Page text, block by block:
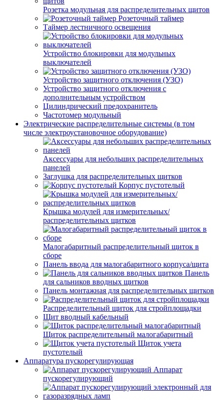
Розетка модульная для распределительных щитов
Розеточный таймер
Таймер лестничного освещения
Устройство блокировки для модульных
выключателей
Устройство защитного отключения (УЗО)
Устройство защитного отключения с
дополнительным устройством
Цилиндрический предохранитель
Частотомер модульный
Электрические распределительные системы (в том
числе электроустановочное оборудование)
Аксессуары для небольших распределительных
панелей
Заглушка для распределительных щитков
Корпус пустотелый
Крышка модулей для измерительных/
распределительных щитков
Малогабаритный распределительный щиток в
сборе
Панель ввода для малогабаритного корпуса/щита
Панель
для сальников вводных щитков
Панель монтажная для распределительных щитков
Распределительный щиток для стройплощадки
Щит вводный кабельный
Щиток распределительный малогабаритный
Щиток учета
пустотелый
Аппаратура пускорегулирующая
Аппарат
пускорегулирующий